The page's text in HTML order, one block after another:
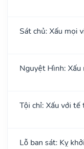
Sát chủ: Xấu mọi
Nguyệt Hình: Xấu
Tội chỉ: Xấu với
Lỗ ban sát: Kỵ